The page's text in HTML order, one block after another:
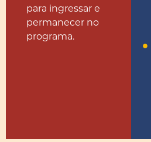
para ingressar e
permanecer no
programa.